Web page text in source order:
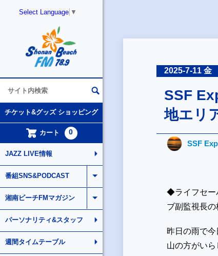
Select Language ▼
チケット&グッズ ショッピング
カート 0
JAZZ LIVE情報
番組SNS&PODCAST
湘南ビーチFMマガジン
パーソナリティ&スタッフ
週間タイムテーブル
2025-7-11 金
SSF
地エリ
SSF
◆ライフセー
ブ副監視長の
昨日の雨で
山の方がいら